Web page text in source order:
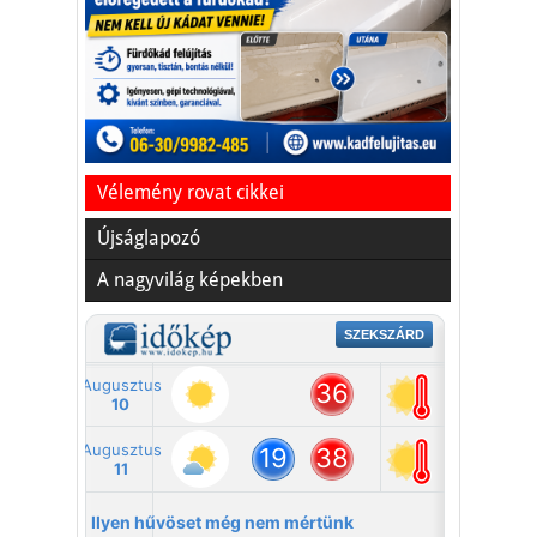
Kaktusz
Vakációs őrület
A nyaralás extrém
helyzeteket teremt, nagyon
sokan kalandot, kihívást
keresnek.
Vélemény rovat cikkei
Újságlapozó
A nagyvilág képekben